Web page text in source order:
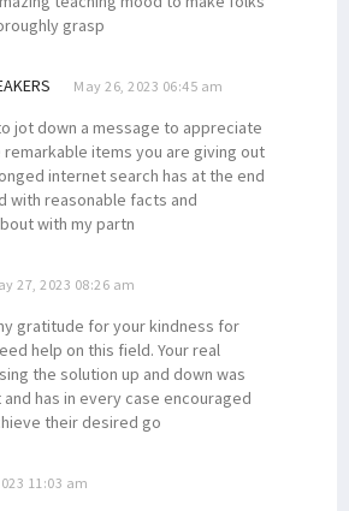
grasp
May 26, 2023 06:45 am
jot down a message to appreciate
items you are giving out
internet search has at the end
with reasonable facts and
with my partn
27, 2023 08:26 am
gratitude for your kindness for
help on this field. Your real
the solution up and down was
has in every case encouraged
their desired go
11:03 am